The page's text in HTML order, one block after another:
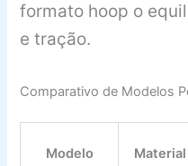
formato hoop o
e tração.
Comparativo de Modelos
Modelo Material